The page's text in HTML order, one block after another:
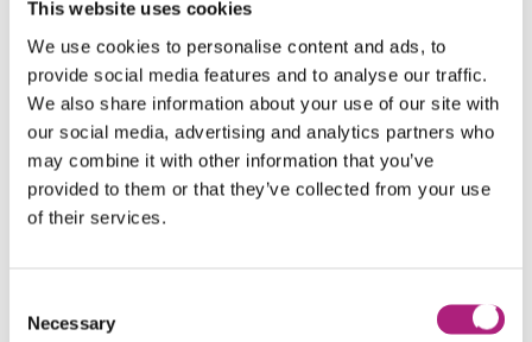
This website uses cookies
We use cookies to personalise content and ads, to
provide social media features and to analyse our traffic.
We also share information about your use of our site with
our social media, advertising and analytics partners who
may combine it with other information that you’ve
provided to them or that they’ve collected from your use
of their services.
Selection
Necessary
entscheidender Faktor zur Abwendung von
Ansehensverlust in der Öffentlichkeit sein kann.
Erwerb von aussagepsychologischen Frage- und
Konfrontationstechniken in Theorie und Praxis
Beeinflussungs- und Überzeugungstechniken
Vorbereitung und Durchführung investigativer
Compliance Officer, Rechtsanwälte und